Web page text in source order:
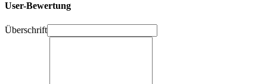
User-Bewertung
Überschrift